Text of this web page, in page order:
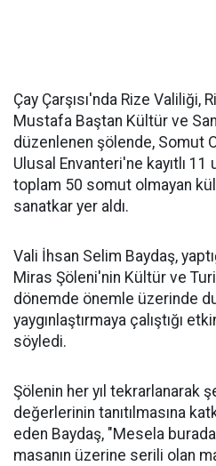
Çay Çarşısı'nda Rize Valiliği,
Mustafa Baştan Kültür ve
düzenlenen şölende, Somut
Ulusal Envanteri'ne kayıtlı 11
toplam 50 somut olmayan
sanatkar yer aldı.
Vali İhsan Selim Baydaş,
Miras Şöleni'nin Kültür ve
dönemde önemle üzerinde
yaygınlaştırmaya çalıştığı
söyledi.
Şölenin her yıl tekrarlanarak
değerlerinin tanıtılmasına
eden Baydaş, "Mesela
masanın üzerine serili olan